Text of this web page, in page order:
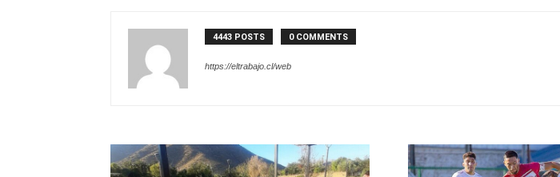
4443 POSTS 0 COMMENTS
https://eltrabajo.cl/web